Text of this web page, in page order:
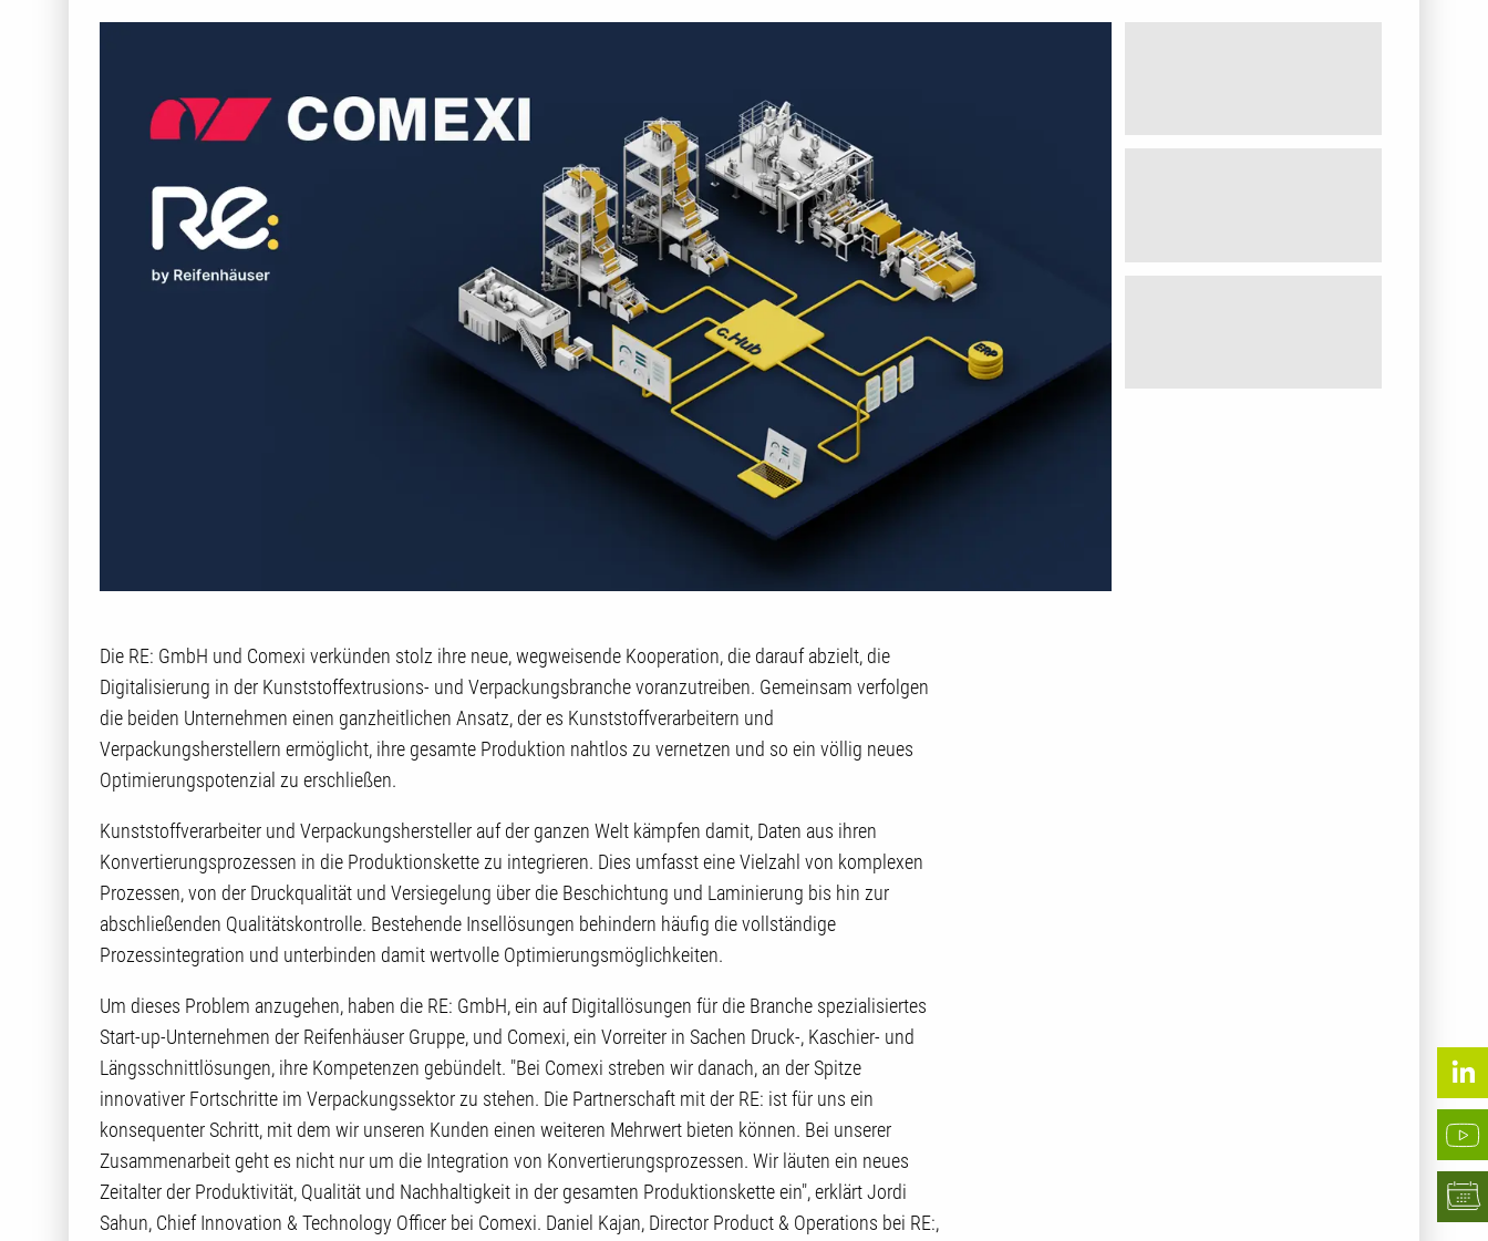
Die RE: GmbH und Comexi verkünden stolz ihre neue, wegweisende Kooperation, die darauf abzielt, die
Digitalisierung in der Kunststoffextrusions- und Verpackungsbranche voranzutreiben. Gemeinsam verfolgen
die beiden Unternehmen einen ganzheitlichen Ansatz, der es Kunststoffverarbeitern und
Verpackungsherstellern ermöglicht, ihre gesamte Produktion nahtlos zu vernetzen und so ein völlig neues
Optimierungspotenzial zu erschließen.
Kunststoffverarbeiter und Verpackungshersteller auf der ganzen Welt kämpfen damit, Daten aus ihren
Konvertierungsprozessen in die Produktionskette zu integrieren. Dies umfasst eine Vielzahl von komplexen
Prozessen, von der Druckqualität und Versiegelung über die Beschichtung und Laminierung bis hin zur
abschließenden Qualitätskontrolle. Bestehende Insellösungen behindern häufig die vollständige
Prozessintegration und unterbinden damit wertvolle Optimierungsmöglichkeiten.
Um dieses Problem anzugehen, haben die RE: GmbH, ein auf Digitallösungen für die Branche spezialisiertes
Start-up-Unternehmen der Reifenhäuser Gruppe, und Comexi, ein Vorreiter in Sachen Druck-, Kaschier- und
Längsschnittlösungen, ihre Kompetenzen gebündelt. "Bei Comexi streben wir danach, an der Spitze
innovativer Fortschritte im Verpackungssektor zu stehen. Die Partnerschaft mit der RE: ist für uns ein
konsequenter Schritt, mit dem wir unseren Kunden einen weiteren Mehrwert bieten können. Bei unserer
Zusammenarbeit geht es nicht nur um die Integration von Konvertierungsprozessen. Wir läuten ein neues
Zeitalter der Produktivität, Qualität und Nachhaltigkeit in der gesamten Produktionskette ein", erklärt Jordi
Sahun, Chief Innovation & Technology Officer bei Comexi. Daniel Kajan, Director Product & Operations bei RE:,